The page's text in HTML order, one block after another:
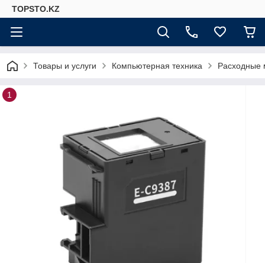
TOPSTO.KZ
Товары и услуги Компьютерная техника Расходные
1